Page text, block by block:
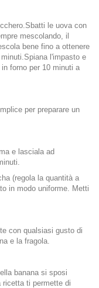
le uova con
mescolando, il
bene fino a ottenere
l'impasto e
forno per 10 minuti a
per preparare un
e lasciala ad
(regola la quantità a
in modo uniforme. Metti
con qualsiasi gusto di
e la fragola.
banana si sposi
ricetta ti permette di